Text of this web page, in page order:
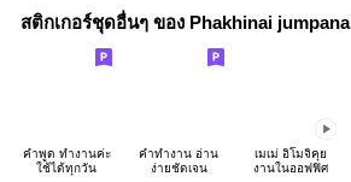
สติกเกอร์ชุดอื่นๆ ของ Phakhinai jumpana
คำพูด ทำงานค่ะ
ใช้ได้ทุกวัน
คำทำงาน อ่าน
ง่ายชัดเจน
เมเม่ อิโมจิคุย
งานในออฟฟิศ